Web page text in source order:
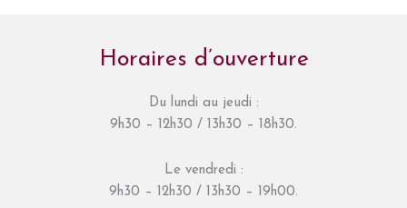
Horaires d’ouverture
Du lundi au jeudi :
9h30 – 12h30 / 13h30 – 18h30.
Le vendredi :
9h30 – 12h30 / 13h30 – 19h00.